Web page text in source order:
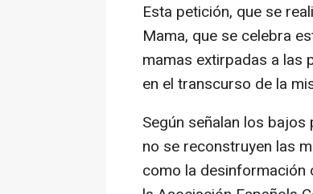
Esta petición, que se
Mama, que se celebra
mamas extirpadas a las
en el transcurso de la
Según señalan los
no se reconstruyen las
como la desinformación